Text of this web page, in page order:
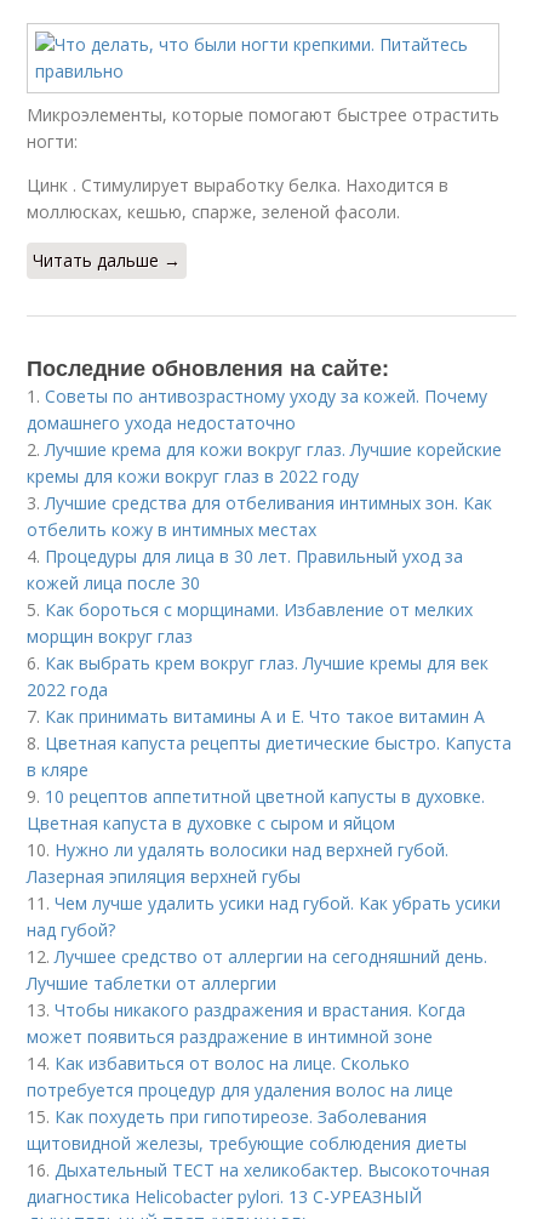
Микроэлементы, которые помогают быстрее отрастить
ногти:
Цинк . Стимулирует выработку белка. Находится в
моллюсках, кешью, спарже, зеленой фасоли.
Читать дальше →
Последние обновления на сайте:
1.Советы по антивозрастному уходу за кожей. Почему
домашнего ухода недостаточно
2.Лучшие крема для кожи вокруг глаз. Лучшие корейские
кремы для кожи вокруг глаз в 2022 году
3.Лучшие средства для отбеливания интимных зон. Как
отбелить кожу в интимных местах
4. Процедуры для лица в 30 лет. Правильный уход за
кожей лица после 30
5. Как бороться с морщинами. Избавление от мелких
морщин вокруг глаз
6. Как выбрать крем вокруг глаз. Лучшие кремы для век
2022 года
7. Как принимать витамины А и Е. Что такое витамин А
8. Цветная капуста рецепты диетические быстро. Капуста
в кляре
9. 10 рецептов аппетитной цветной капусты в духовке.
Цветная капуста в духовке с сыром и яйцом
10. Нужно ли удалять волосики над верхней губой.
Лазерная эпиляция верхней губы
11.Чем лучше удалить усики над губой. Как убрать усики
над губой?
12.Лучшее средство от аллергии на сегодняшний день.
Лучшие таблетки от аллергии
13.Чтобы никакого раздражения и врастания. Когда
может появиться раздражение в интимной зоне
14. Как избавиться от волос на лице. Сколько
потребуется процедур для удаления волос на лице
15. Как похудеть при гипотиреозе. Заболевания
щитовидной железы, требующие соблюдения диеты
16.Дыхательный ТЕСТ на хеликобактер. Высокоточная
диагностика Helicobacter pylori. 13 C-УРЕАЗНЫЙ